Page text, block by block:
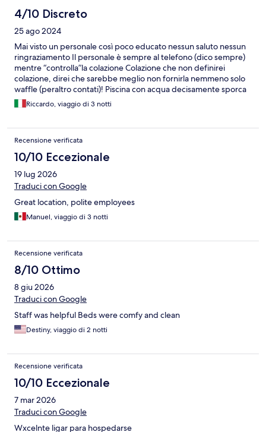
4/10 Discreto
25 ago 2024
Mai visto un personale così poco educato nessun saluto nessun
ringraziamento Il personale è sempre al telefono (dico sempre)
mentre “controlla”la colazione Colazione che non definirei
colazione, direi che sarebbe meglio non fornirla nemmeno solo
waffle (peraltro contati)! Piscina con acqua decisamente sporca
Una nota positiva la reale vicinanza alla Walk of fame Ovviamente
non ci tornerò mai più
Riccardo, viaggio di 3 notti
Recensione verificata
10/10 Eccezionale
19 lug 2026
Traduci con Google
Great location, polite employees
Manuel, viaggio di 3 notti
Recensione verificata
8/10 Ottimo
8 giu 2026
Traduci con Google
Staff was helpful Beds were comfy and clean
Destiny, viaggio di 2 notti
Recensione verificata
10/10 Eccezionale
7 mar 2026
Traduci con Google
Wxcelnte ligar para hospedarse